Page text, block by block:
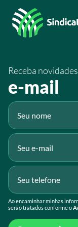
/sistemafaeg
/SistemaFaeg
Receba
e-mail
Ao encaminhar minhas
serão tratados conforme o